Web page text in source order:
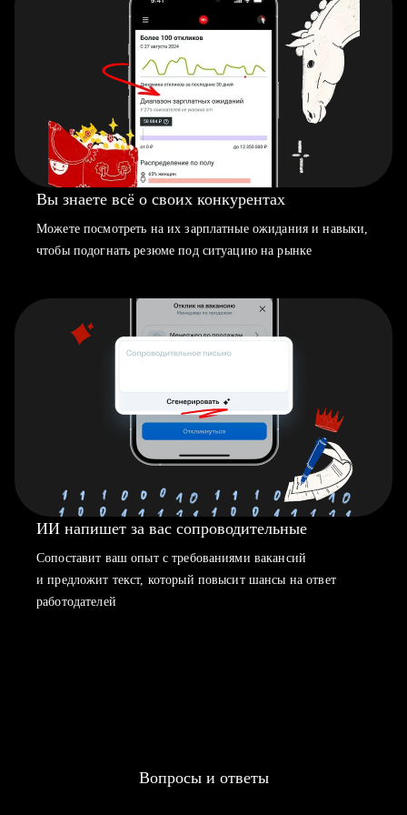
Вы знаете всё о своих конкурентах
Можете посмотреть на их зарплатные ожидания и навыки,
чтобы подогнать резюме под ситуацию на рынке
ИИ напишет за вас сопроводительные
Сопоставит ваш опыт с требованиями вакансий
и предложит текст, который повысит шансы на ответ
работодателей
Вопросы и ответы